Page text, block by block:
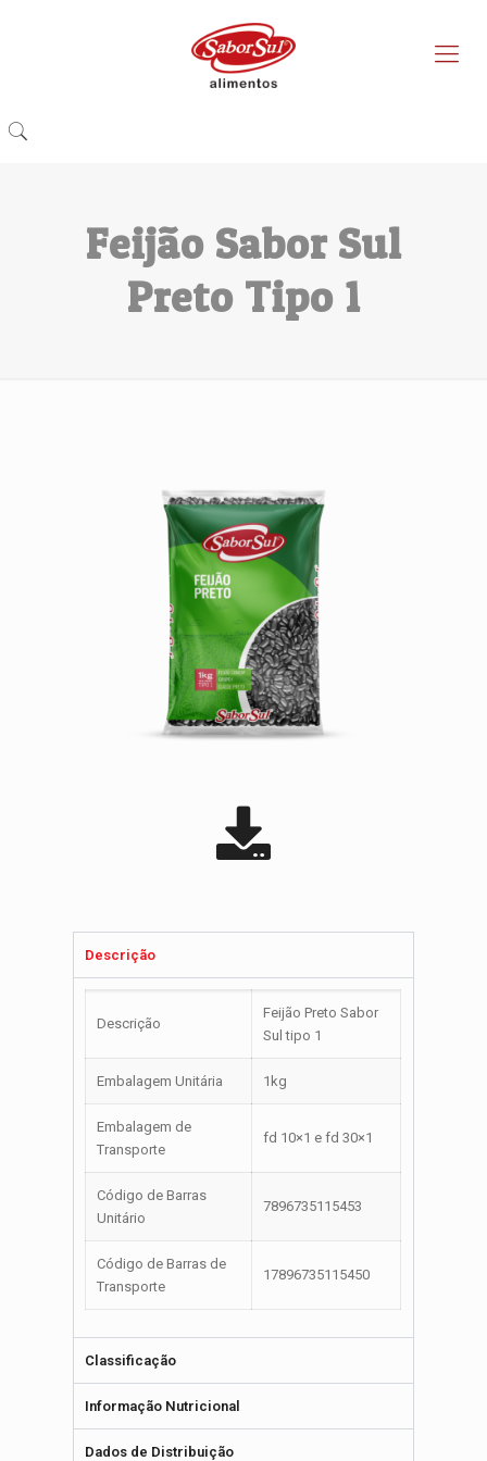
Feijão Sabor Sul
Preto Tipo 1
Descrição
Descrição
Feijão Preto Sabor
Sul tipo 1
Embalagem Unitária 1kg
Embalagem de
Transporte
fd 10×1 e fd 30×1
Código de Barras
Unitário
7896735115453
Código de Barras de
Transporte
17896735115450
Classificação
Informação Nutricional
Dados de Distribuição